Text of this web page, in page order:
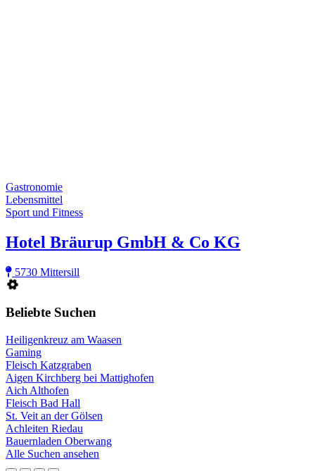
Gastronomie
Lebensmittel
Sport und Fitness
Hotel Bräurup GmbH & Co KG
5730 Mittersill
Beliebte Suchen
Heiligenkreuz am Waasen
Gaming
Fleisch Katzgraben
Aigen Kirchberg bei Mattighofen
Aich Althofen
Fleisch Bad Hall
St. Veit an der Gölsen
Achleiten Riedau
Bauernladen Oberwang
Alle Suchen ansehen